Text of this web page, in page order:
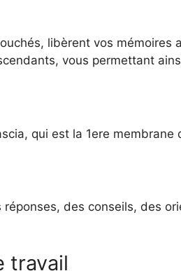
libèrent vos mémoires
vous permettant
qui est la 1ere
des conseils, des
travail